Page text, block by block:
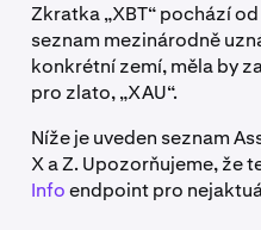
Zkratka „XBT“ pochází
seznam mezinárodně
konkrétní zemí, měla by
pro zlato, „XAU“.
Níže je uveden seznam
X a Z. Upozorňujeme, že
Infoendpoint pro